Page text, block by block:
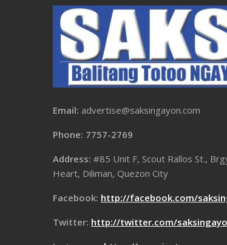
Email: advertise@saksingayon.com
Phone: 7757-2769
Address: #85 Unit F, Scout Rallos St.,
Heart, Diliman, Quezon City
Facebook: http://facebook.com/
Twitter: http://twitter.com/